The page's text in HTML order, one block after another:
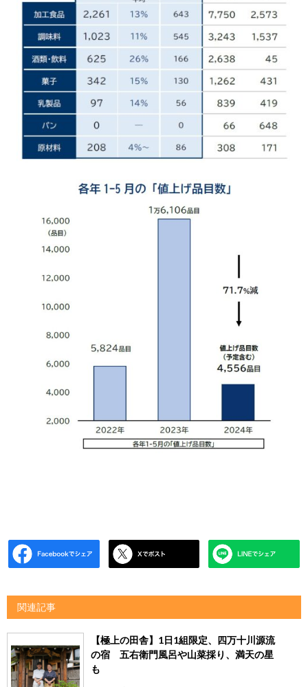
関連記事
【極上の田舎】1日1組限定、四万十川源流
の宿 五右衛門風呂や山菜採り、満天の星
も